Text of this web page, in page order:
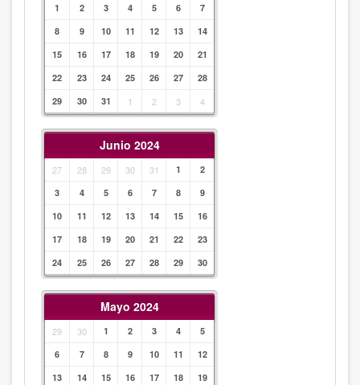
1 2 3 4 5 6
7
8
9 10 11 12 13
14
15
16 17 18 19 20
21
22
23 24 25 26 27
28
29
30 31 1 2 3 4
Junio 2024
27 28 29 30 31 1
2
3
4 5 6 7 8
9
10
11 12 13 14 15
16
17
18 19 20 21 22
23
24
25 26 27 28 29 30
Mayo 2024
29 30 1 2 3 4
5
6
7 8 9 10 11
12
13
14 15 16 17 18
19